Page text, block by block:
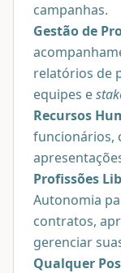
campanhas.
Gestão de
relatórios de
equipes e
Recursos
funcionários,
Profissões
Autonomia
contratos,
gerenciar
Qualquer